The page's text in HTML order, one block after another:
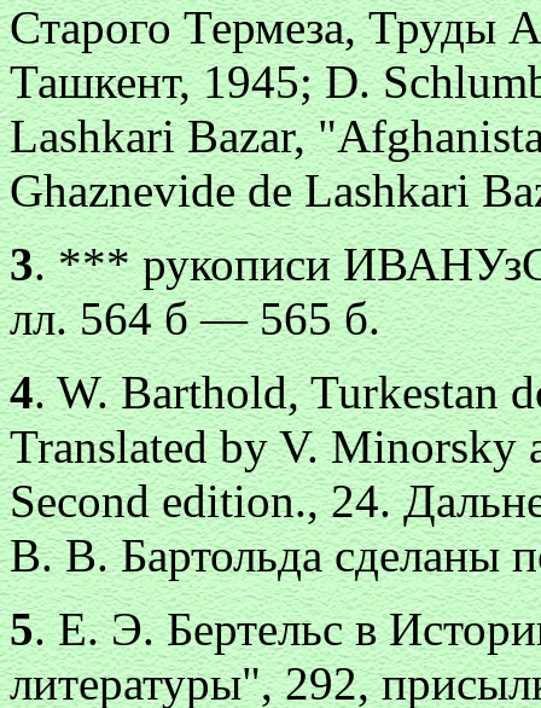
Старого Термеза, Труды
Ташкент, 1945; D.
Lashkari Bazar,
Ghaznevide de Lashkari
3. *** рукописи
лл. 564 б — 565 б.
4. W. Ваrthоld, Turkestan
Translated by V. Minorsky
Second edition., 24.
В. В. Бартольда сделаны
5. Е. Э. Бертельс в
литературы", 292,